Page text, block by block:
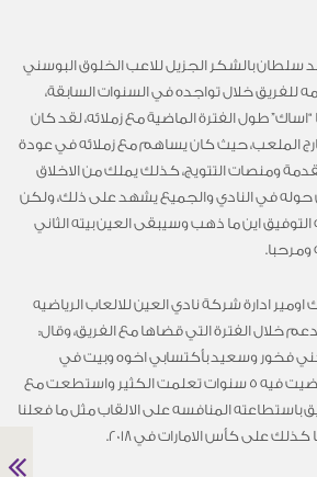
سلطان بالشكر الجزيل للاعب الخلوق البوسني
للفريق خلال تواجده في السنوات السابقة،
طول الفترة الماضية مع زملائه، لقد كان
الملعب، حيث كان يساهم مع زملائه في عودة
ومنصات التتويج، كذلك يملك من الاخلاق
حوله في النادي والجميع يشهد على ذلك، ولكن
اين ما ذهب وسيبقى العين بيته الثاني
ومرحبا.
ادارة شركة نادي العين للالعاب الرياضيه
خلال الفترة التي قضاها مع الفريق، وقال:
فخور وسعيد بأكتسابي اخوه وبيت في
الامارات وهو نادي العين، قضيت فيه 5 سنوات تعلمت الكثير واستطعت مع
باستطاعته المنافسه على الالقاب مثل ما فعلنا
على كأس الامارات في 2018.